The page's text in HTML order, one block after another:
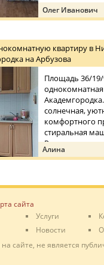
Олег Иванович
квартиру в
на Арбузова
Площадь 36/19/
солнечная,
комфортного
стиральная
Рядом с до ...
Алина
сайта
Услуги
Новости
сайте, не является